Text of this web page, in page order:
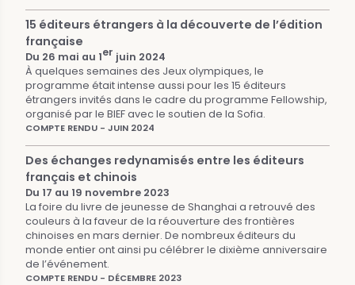
15 éditeurs étrangers à la découverte de l’édition
française
Du 26 mai au 1er juin 2024
À quelques semaines des Jeux olympiques, le
programme était intense aussi pour les 15 éditeurs
étrangers invités dans le cadre du programme Fellowship,
organisé par le BIEF avec le soutien de la Sofia.
COMPTE RENDU - JUIN 2024
Des échanges redynamisés entre les éditeurs
français et chinois
Du 17 au 19 novembre 2023
La foire du livre de jeunesse de Shanghai a retrouvé des
couleurs à la faveur de la réouverture des frontières
chinoises en mars dernier. De nombreux éditeurs du
monde entier ont ainsi pu célébrer le dixième anniversaire
de l’événement.
COMPTE RENDU - DÉCEMBRE 2023